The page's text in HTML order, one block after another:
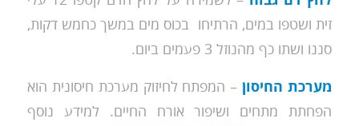
זית ושטפו במים, הרתיחו בכוס מים במשך כחמש דקות,
סננו ושתו כף מהנוזל 3 פעמים ביום.
מערכת החיסון– המפתח לחיזוק מערכת חיסונית הוא
הפחתת מתחים ושיפור אורח החיים. למידע נוסף